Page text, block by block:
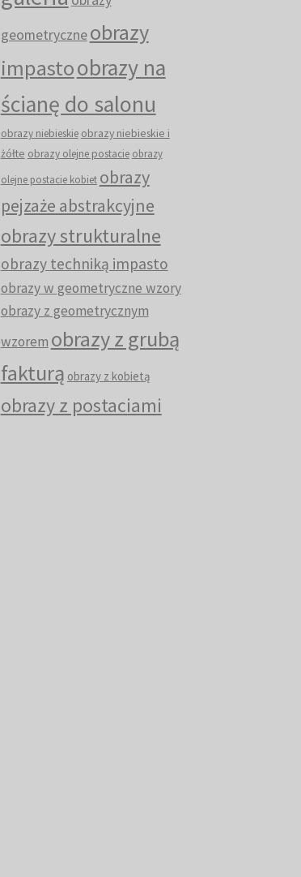
geometryczneobrazy
impastoobrazy na
ścianę do salonu
obrazy niebieskie obrazy niebieskie i
żółte obrazy olejne postacie obrazy
olejne postacie kobiet obrazy
pejzaże abstrakcyjne
obrazy strukturalne
obrazy techniką impasto
obrazy w geometryczne wzory
obrazy z geometrycznym
wzorem obrazy z grubą
fakturą obrazy z kobietą
obrazy z postaciami